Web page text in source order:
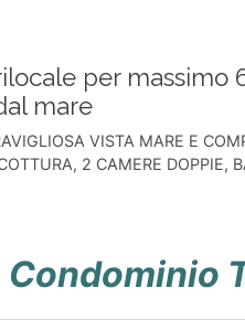
per massimo
mare
VISTA MARE E
2 CAMERE DOPPIE,
Condominio